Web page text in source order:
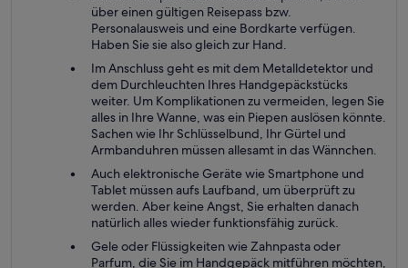
über einen gültigen Reisepass bzw.
Personalausweis und eine Bordkarte verfügen.
Haben Sie sie also gleich zur Hand.
Im Anschluss geht es mit dem Metalldetektor und
dem Durchleuchten Ihres Handgepäckstücks
weiter. Um Komplikationen zu vermeiden, legen Sie
alles in Ihre Wanne, was ein Piepen auslösen könnte.
Sachen wie Ihr Schlüsselbund, Ihr Gürtel und
Armbanduhren müssen allesamt in das Wännchen.
Auch elektronische Geräte wie Smartphone und
Tablet müssen aufs Laufband, um überprüft zu
werden. Aber keine Angst, Sie erhalten danach
natürlich alles wieder funktionsfähig zurück.
Gele oder Flüssigkeiten wie Zahnpasta oder
Parfum, die Sie im Handgepäck mitführen möchten,